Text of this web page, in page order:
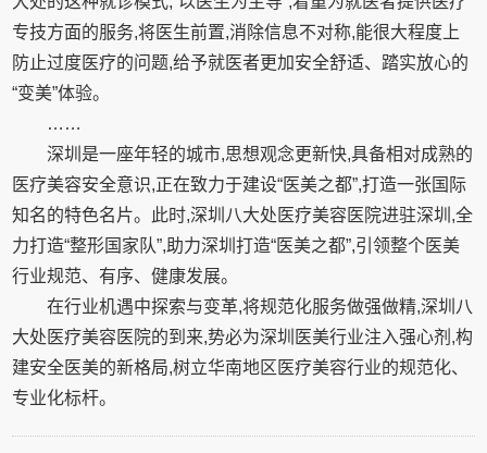
专技方面的服务,将医生前置,消除信息不对称,能很大程度上
防止过度医疗的问题,给予就医者更加安全舒适、踏实放心的
“变美”体验。
……
深圳是一座年轻的城市,思想观念更新快,具备相对成熟的
医疗美容安全意识,正在致力于建设“医美之都”,打造一张国际
知名的特色名片。此时,深圳八大处医疗美容医院进驻深圳,全
力打造“整形国家队”,助力深圳打造“医美之都”,引领整个医美
行业规范、有序、健康发展。
在行业机遇中探索与变革,将规范化服务做强做精,深圳八
大处医疗美容医院的到来,势必为深圳医美行业注入强心剂,构
建安全医美的新格局,树立华南地区医疗美容行业的规范化、
专业化标杆。